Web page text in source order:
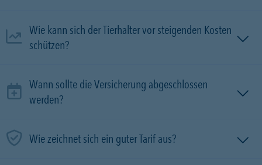
Wie kann sich der Tierhalter vor steigenden Kosten
schützen?
Wann sollte die Versicherung abgeschlossen
werden?
Wie zeichnet sich ein guter Tarif aus?